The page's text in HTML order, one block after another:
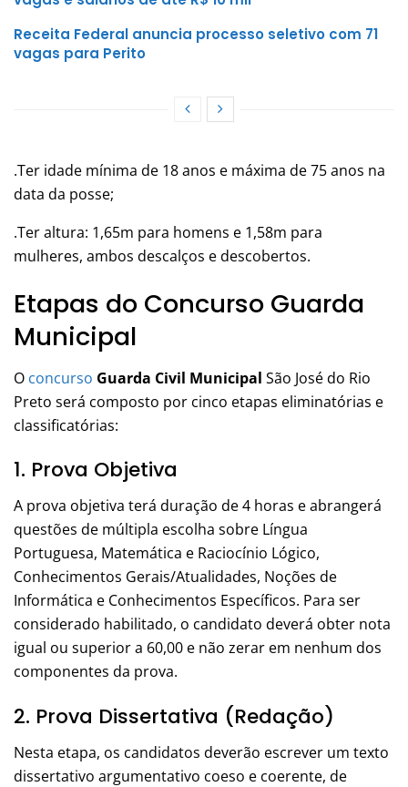
Receita Federal anuncia processo seletivo com 71
vagas para Perito
.Ter idade mínima de 18 anos e máxima de 75 anos na
data da posse;
.Ter altura: 1,65m para homens e 1,58m para
mulheres, ambos descalços e descobertos.
Etapas do Concurso Guarda
Municipal
O concurso Guarda Civil Municipal São José do Rio
Preto será composto por cinco etapas eliminatórias e
classificatórias:
1. Prova Objetiva
A prova objetiva terá duração de 4 horas e abrangerá
questões de múltipla escolha sobre Língua
Portuguesa, Matemática e Raciocínio Lógico,
Conhecimentos Gerais/Atualidades, Noções de
Informática e Conhecimentos Específicos. Para ser
considerado habilitado, o candidato deverá obter nota
igual ou superior a 60,00 e não zerar em nenhum dos
componentes da prova.
2. Prova Dissertativa (Redação)
Nesta etapa, os candidatos deverão escrever um texto
dissertativo argumentativo coeso e coerente, de